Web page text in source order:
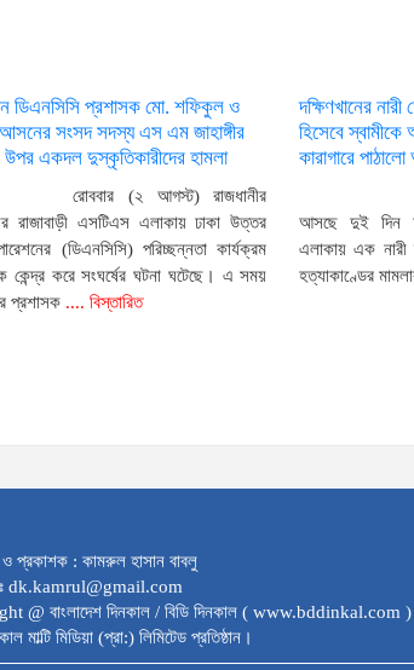
ডিএনসিসি প্রশাসক মো. শফিকুল ও
সংসদ সদস্য এস এম জাহাঙ্গীর
উপর একদল দুস্কৃতিকারীদের হামলা
রোববার (২ আগস্ট) রাজধানীর
রাজাবাড়ী এসটিএস এলাকায় ঢাকা উত্তর
(ডিএনসিসি) পরিচ্ছন্নতা কার্যক্রম
কেন্দ্র করে সংঘর্ষের ঘটনা ঘটেছে। এ সময়
প্রশাসক .... বিস্তারিত
দক্ষিণখানের
হিসেবে
কারাগারে
আসছে দুই দিন
এলাকায় এক
হত্যাকাণ্ডের
প্রকাশক : কামরুল হাসান বাবলু
dk.kamrul@gmail.com
@ বাংলাদেশ দিনকাল / বিডি দিনকাল ( www.bddinkal.com )
মাল্টি মিডিয়া (প্রা:) লিমিটেড প্রতিষ্ঠান।